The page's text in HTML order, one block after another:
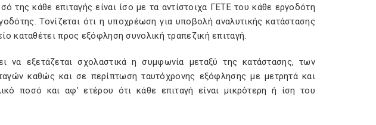
της κάθε επιταγής είναι ίσο με τα αντίστοιχα ΓΕΤΕ του κάθε εργοδότη
Τονίζεται ότι η υποχρέωση για υποβολή αναλυτικής κατάστασης
καταθέτει προς εξόφληση συνολική τραπεζική επιταγή.
να εξετάζεται σχολαστικά η συμφωνία μεταξύ της κατάστασης, των
καθώς και σε περίπτωση ταυτόχρονης εξόφλησης με μετρητά και
ποσό και αφ’ ετέρου ότι κάθε επιταγή είναι μικρότερη ή ίση του